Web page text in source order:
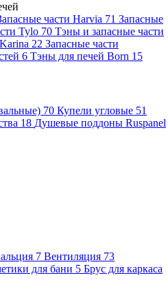
части Harvia 71 Запасные
Tylo 70 Тэны и запасные части
22 Запасные части
6 Тэны для печей Born 15
70 Купели угловые 51
18 Душевые поддоны Ruspanel
7 Вентиляция 73
для бани 5 Брус для каркаса